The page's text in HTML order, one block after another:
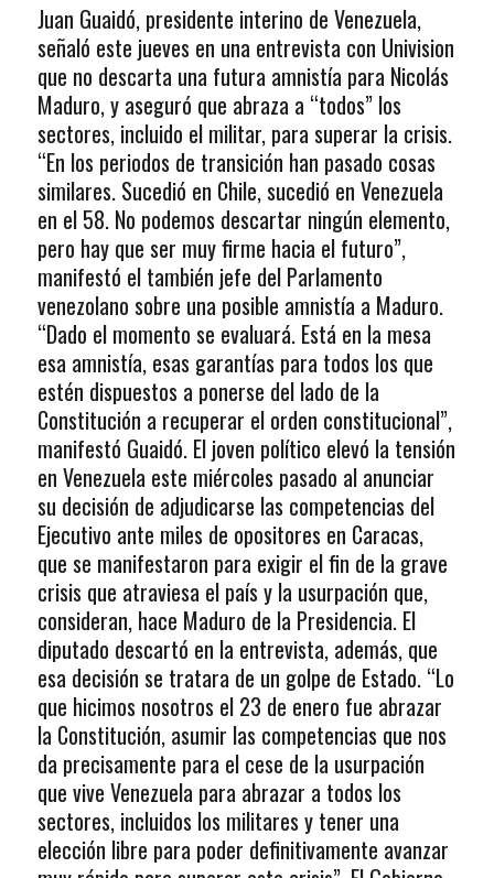
Juan Guaidó, presidente interino de Venezuela,
señaló este jueves en una entrevista con Univision
que no descarta una futura amnistía para Nicolás
Maduro, y aseguró que abraza a “todos” los
sectores, incluido el militar, para superar la crisis.
“En los periodos de transición han pasado cosas
similares. Sucedió en Chile, sucedió en Venezuela
en el 58. No podemos descartar ningún elemento,
pero hay que ser muy firme hacia el futuro”,
manifestó el también jefe del Parlamento
venezolano sobre una posible amnistía a Maduro.
“Dado el momento se evaluará. Está en la mesa
esa amnistía, esas garantías para todos los que
estén dispuestos a ponerse del lado de la
Constitución a recuperar el orden constitucional”,
manifestó Guaidó. El joven político elevó la tensión
en Venezuela este miércoles pasado al anunciar
su decisión de adjudicarse las competencias del
Ejecutivo ante miles de opositores en Caracas,
que se manifestaron para exigir el fin de la grave
crisis que atraviesa el país y la usurpación que,
consideran, hace Maduro de la Presidencia. El
diputado descartó en la entrevista, además, que
esa decisión se tratara de un golpe de Estado. “Lo
que hicimos nosotros el 23 de enero fue abrazar
la Constitución, asumir las competencias que nos
da precisamente para el cese de la usurpación
que vive Venezuela para abrazar a todos los
sectores, incluidos los militares y tener una
elección libre para poder definitivamente avanzar